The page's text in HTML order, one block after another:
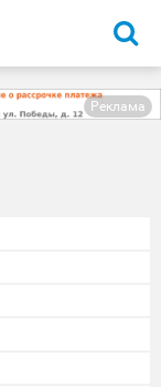
Реклама